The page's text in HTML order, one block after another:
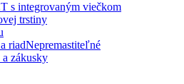
s integrovaným viečkom
trstiny
riadNepremastiteľné
zákusky